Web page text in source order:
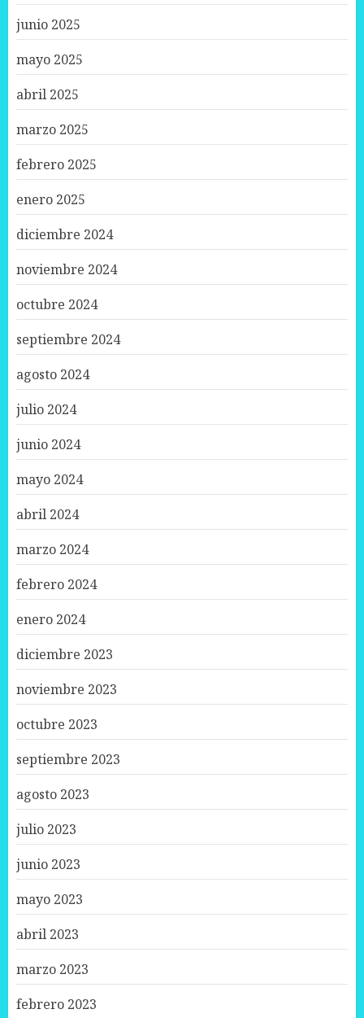
junio 2025
mayo 2025
abril 2025
marzo 2025
febrero 2025
enero 2025
diciembre 2024
noviembre 2024
octubre 2024
septiembre 2024
agosto 2024
julio 2024
junio 2024
mayo 2024
abril 2024
marzo 2024
febrero 2024
enero 2024
diciembre 2023
noviembre 2023
octubre 2023
septiembre 2023
agosto 2023
julio 2023
junio 2023
mayo 2023
abril 2023
marzo 2023
febrero 2023